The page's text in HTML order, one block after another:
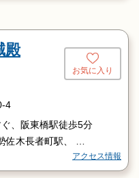
殿
お気に入り
4
、阪東橋駅徒歩5分
佐木長者町駅、
アクセス情報